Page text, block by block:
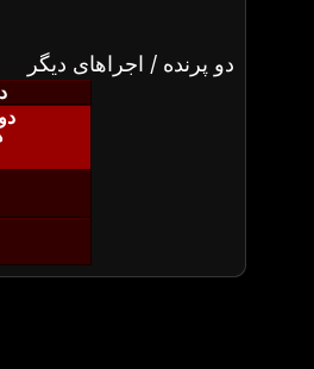
دو پرنده / اجراهای دیگر